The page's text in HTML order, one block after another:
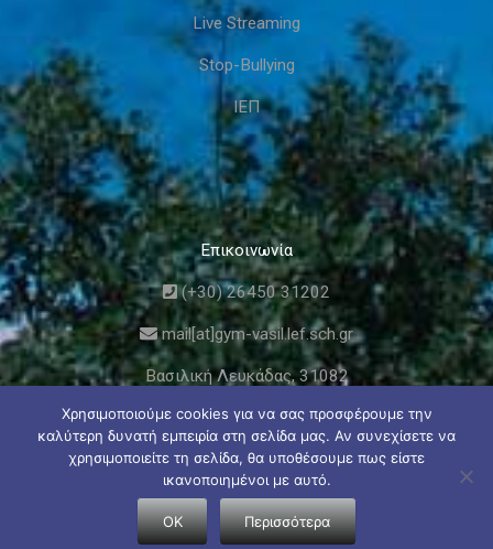
Live Streaming
Stop-Bullying
ΙΕΠ
Επικοινωνία
(+30) 26450 31202
mail[at]gym-vasil.lef.sch.gr
Βασιλική Λευκάδας, 31082
© Γυμνάσιο και Λυκειακές Τάξεις Βασιλικής Λευκάδας
Χρησιμοποιούμε cookies για να σας προσφέρουμε την
καλύτερη δυνατή εμπειρία στη σελίδα μας. Αν συνεχίσετε να
χρησιμοποιείτε τη σελίδα, θα υποθέσουμε πως είστε
ικανοποιημένοι με αυτό.
OK Περισσότερα